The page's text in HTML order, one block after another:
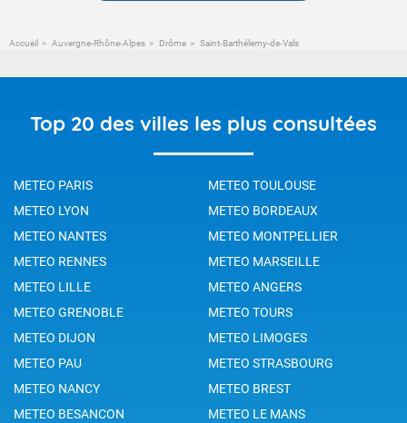
Accueil Auvergne-Rhône-Alpes Drôme Saint-Barthélemy-de-Vals
Top 20 des villes les plus consultées
METEO PARIS
METEO TOULOUSE
METEO LYON
METEO BORDEAUX
METEO NANTES
METEO MONTPELLIER
METEO RENNES
METEO MARSEILLE
METEO LILLE
METEO ANGERS
METEO GRENOBLE
METEO TOURS
METEO DIJON
METEO LIMOGES
METEO PAU
METEO STRASBOURG
METEO NANCY
METEO BREST
METEO BESANCON
METEO LE MANS